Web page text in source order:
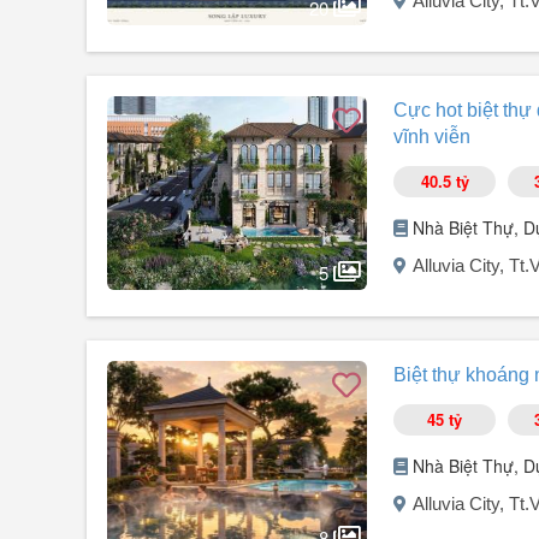
20
Căn song lập xẻ khe hàng hiếm A2 - BT08 gần phố đi
Vị trí lô xẻ khe, số lượng xẻ khe cực ít, đối diện phố đi
uất, vui nhộn, kinh doanh.
Diện tích: 200m², xây 4 tầng, 320m² xây dựng, bề
Hình thức: Sổ lâu dài.
Thanh toán ngay chỉ ...
5
Cực hot biệt thự
vĩnh viễn
40.5 tỷ
Nhà Biệt Thự,
Alluvia City,
Giá chỉ 135 triệu/m² - Tiềm năng tăng giá mạnh khi hạ
Vị trí đắc địa:
Mặt đường Vành Đai 3.5 chân cầu Ngọc Hồi.
25 phút tới Hồ Gươm.
Liền kề Ecopark & Vinhomes Ocean Park 2, Vinhomes
Tiện ích cao cấp: Sân golf, công viên ven sông, trung
Biệt thự khoáng
45 tỷ
Nhà Biệt Thự,
Alluvia City,